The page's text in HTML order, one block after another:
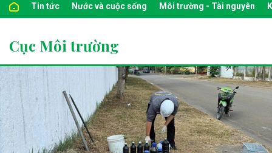
Tin tức Nước và cuộc sống Môi trường - Tài nguyên
Cục Môi trường